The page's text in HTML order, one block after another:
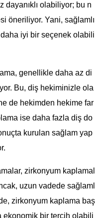
dayanıklı olabiliyor; bu n
öneriliyor. Yani, sağlamlı
iyi bir seçenek olabili
genellikle daha az di
Bu, diş hekiminizle ola
de hekimden hekime far
ise daha fazla diş do
kurulan sağlam yap
zirkonyum kaplamal
uzun vadede sağlaml
zirkonyum kaplama baş
ekonomik bir tercih olabili